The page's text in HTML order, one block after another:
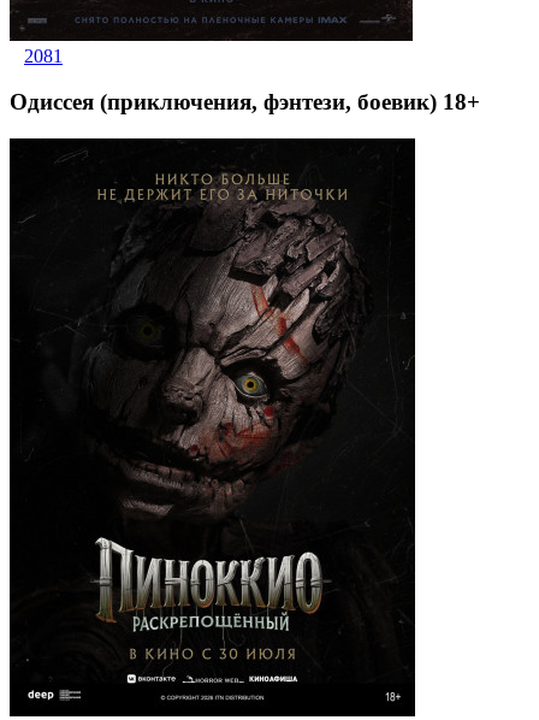
2081
Одиссея (приключения, фэнтези, боевик) 18+